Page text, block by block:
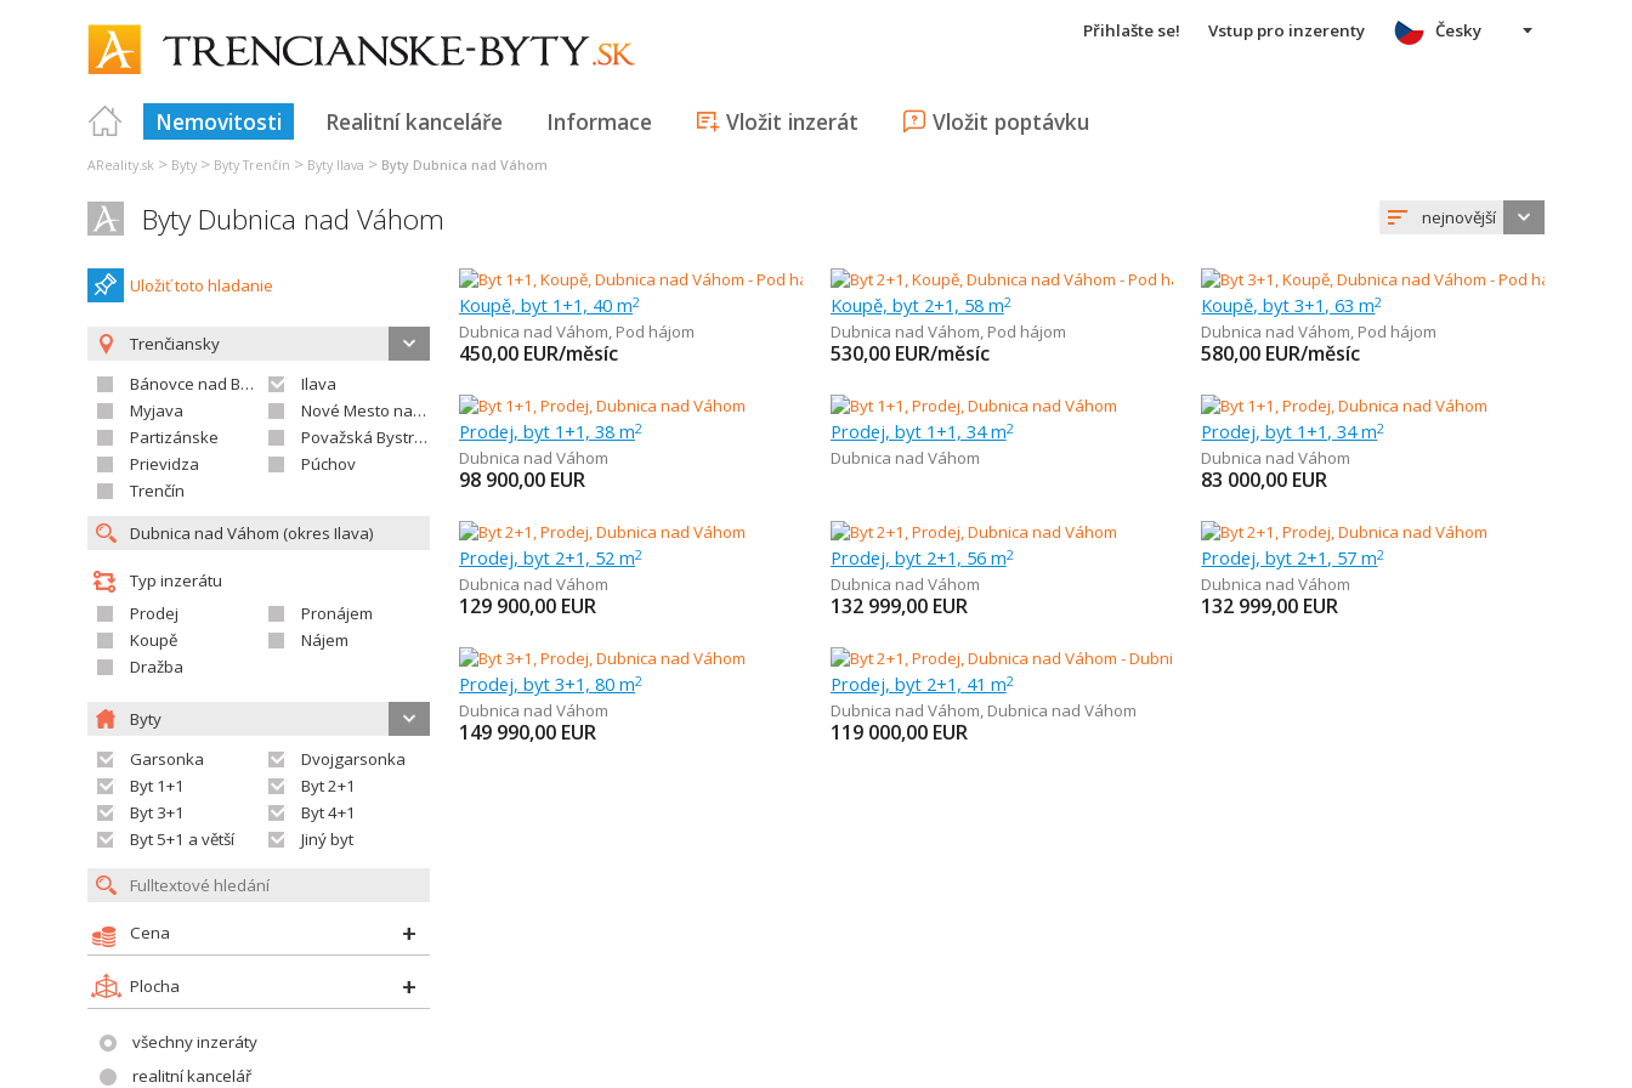
Přihlašte se! Vstup pro inzerenty
Nemovitosti Realitní kanceláře Informace Vložit inzerát Vložit poptávku
Česky
AReality.sk > Byty > Byty Trenčín > Byty Ilava > Byty Dubnica nad Váhom
Byty Dubnica nad Váhom nejnovější
Uložiť toto hladanie
Trenčiansky
Bánovce nad Bebravou
Ilava
Myjava
Nové Mesto nad Váhom
Partizánske
Považská Bystrica
Prievidza
Púchov
Trenčín
Typ inzerátu
Prodej
Pronájem
Koupě
Nájem
Dražba
Byty
Garsonka
Dvojgarsonka
Byt 1+1
Byt 2+1
Byt 3+1
Byt 4+1
Byt 5+1 a větší
Jiný byt
Cena
Plocha
všechny inzeráty
realitní kancelář
Koupě, byt 1+1, 40 m2
Dubnica nad Váhom, Pod hájom
450,00 EUR/měsíc
Koupě, byt 2+1, 58 m2
Dubnica nad Váhom, Pod hájom
530,00 EUR/měsíc
Koupě, byt 3+1, 63 m2
Dubnica nad Váhom, Pod hájom
580,00 EUR/měsíc
Prodej, byt 1+1, 38 m2
Dubnica nad Váhom
98 900,00 EUR
Prodej, byt 1+1, 34 m2
Dubnica nad Váhom
Prodej, byt 1+1, 34 m2
Dubnica nad Váhom
83 000,00 EUR
Prodej, byt 2+1, 52 m2
Dubnica nad Váhom
129 900,00 EUR
Prodej, byt 2+1, 56 m2
Dubnica nad Váhom
132 999,00 EUR
Prodej, byt 2+1, 57 m2
Dubnica nad Váhom
132 999,00 EUR
Prodej, byt 3+1, 80 m2
Dubnica nad Váhom
149 990,00 EUR
Prodej, byt 2+1, 41 m2
Dubnica nad Váhom, Dubnica nad Váhom
119 000,00 EUR